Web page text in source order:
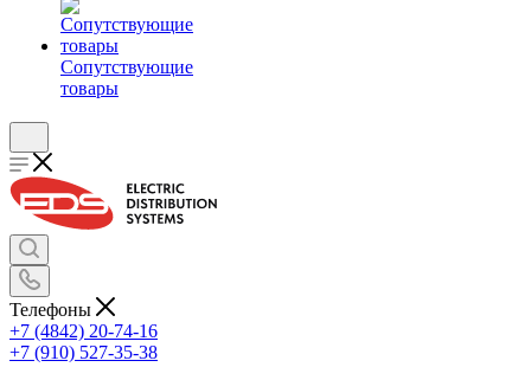
Сопутствующие
товары
Телефоны
+7 (4842) 20-74-16
+7 (910) 527-35-38